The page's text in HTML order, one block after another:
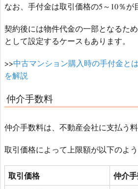
なお、手付金は取引価格の5～10％が
契約後には物件代金の一部となるた
として設定するケースもあります。
>>中古マンション購入時の手付金と
を解説
仲介手数料
仲介手数料は、不動産会社に支払う料
取引価格によって上限額が以下のよう
取引価格 仲介